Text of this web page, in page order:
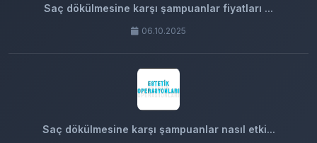
Saç dökülmesine karşı şampuanlar fiyatları ...
06.10.2025
Saç dökülmesine karşı şampuanlar nasıl etki...